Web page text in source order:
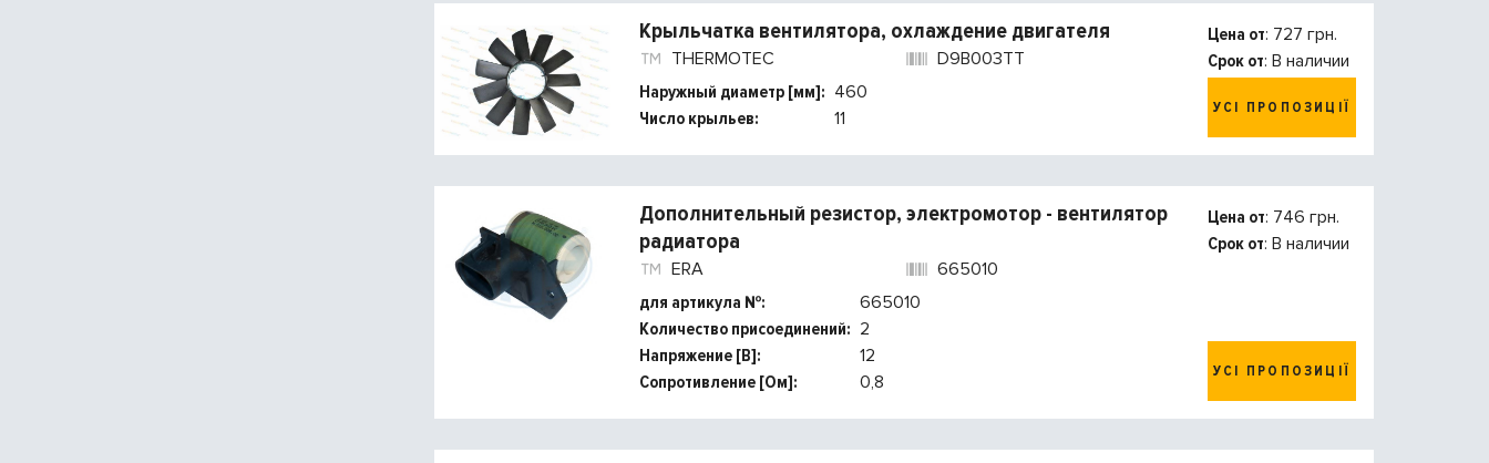
Крыльчатка вентилятора, охлаждение двигателя
THERMOTEC
D9B003TT
Наружный диаметр [мм]: 460
Число крыльев:
11
Цена от: 727 грн.
Срок от: В наличии
УСІ ПРОПОЗИЦІЇ
Дополнительный резистор, электромотор - вентилятор
радиатора
ERA
665010
для артикула №:
665010
Количество присоединений: 2
Напряжение [В]:
12
Сопротивление [Ом]:
0,8
Цена от: 746 грн.
Срок от: В наличии
УСІ ПРОПОЗИЦІЇ